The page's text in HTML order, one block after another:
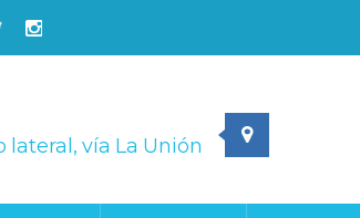
lateral, vía La Unión